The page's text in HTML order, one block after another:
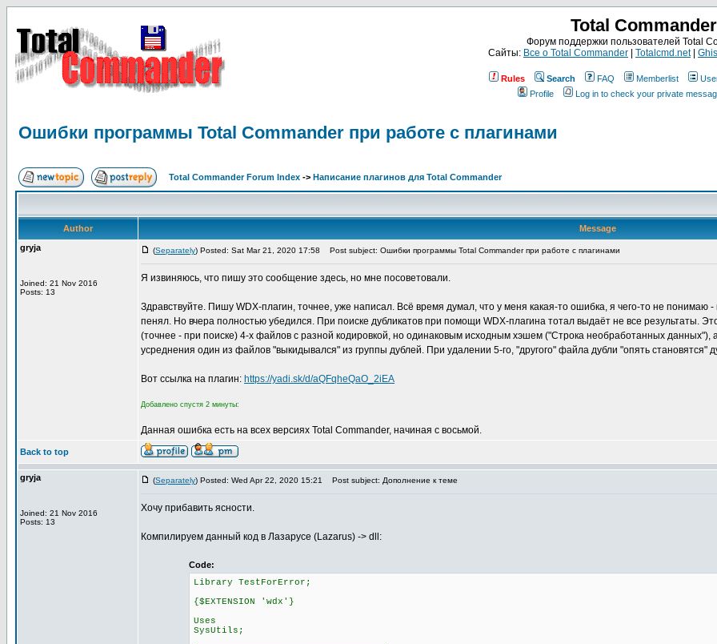
Total Commander
Форум поддержки пользователей Total
Сайты: Все о Total Commander Totalcmd.net|
Rules Search FAQ Memberlist
Profile
Log in to check your private
Ошибки программы Total Commander при работе с плагинами
Total Commander Forum Index -> Написание плагинов для Total Commander
Author
Message
gryja
Joined: 21 Nov 2016
Posts: 13
(Separately) Posted: Sat Mar 21, 2020 17:58 Post subject: Ошибки программы Total Commander при работе с плагинами
Я извиняюсь, что пишу это сообщение здесь, но мне посоветовали.
Здравствуйте. Пишу WDX-плагин, точнее, уже написал. Всё время думал, что у меня какая-то ошибка, я чего-то не понимаю
пенял. Но вчера полностью убедился. При поиске дубликатов при помощи WDX-плагина тотал выдаёт не все результаты.
(точнее - при поиске) 4-х файлов с разной кодировкой, но одинаковым исходным хэшем ("Строка необработанных данных"),
усреднения один из файлов "выкидывался" из группы дублей. При удалении 5-го, "другого" файла дубли "опять становятся"
Вот ссылка на плагин: https://yadi.sk/d/aQFqheQaO_2iEA
Добавлено спустя 2 минуты:
Данная ошибка есть на всех версиях Total Commander, начиная с восьмой.
Back to top
gryja
Joined: 21 Nov 2016
Posts: 13
(Separately) Posted: Wed Apr 22, 2020 15:21 Post subject: Дополнение к теме
Хочу прибавить ясности.
Компилируем данный код в Лазарусе (Lazarus) -> dll:
Code:
Library TestForError;
{$EXTENSION 'wdx'}
Uses
SysUtils;